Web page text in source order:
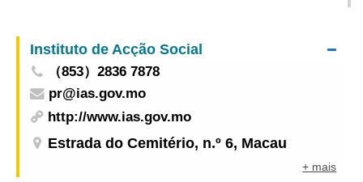
2025” para encorajar os jovens a aprender
técnicas profissionais
Instituto de Acção Social
（853）2836 7878
pr@ias.gov.mo
http://www.ias.gov.mo
Estrada do Cemitério, n.º 6, Macau
+ mais